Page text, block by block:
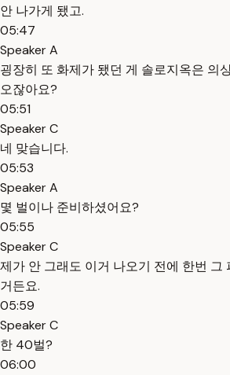
안 나가게 됐고.
05:47
Speaker A
굉장히 또 화제가 됐던 게 솔로지옥은 의
오잖아요?
05:51
Speaker C
네 맞습니다.
05:53
Speaker A
몇 벌이나 준비하셨어요?
05:55
Speaker C
제가 안 그래도 이거 나오기 전에 한번 그
거든요.
05:59
Speaker C
한 40벌?
06:00